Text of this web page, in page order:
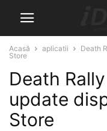
Acasă aplicatii
Death
Store
Death
update
Store